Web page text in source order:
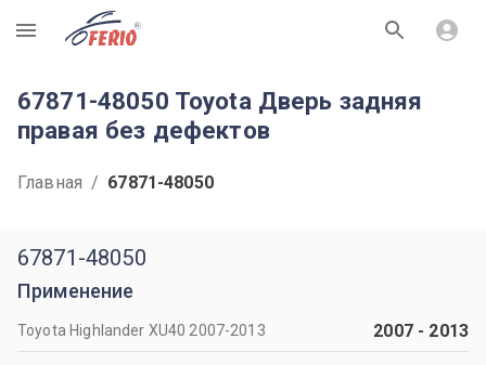
R
67871-48050 Toyota Дверь задняя
правая без дефектов
Главная / 67871-48050
67871-48050
Применение
Toyota Highlander XU40 2007-2013 2007- 2013